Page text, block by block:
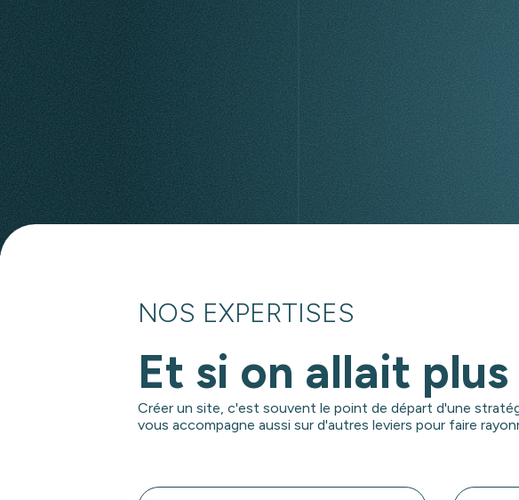
NOS EXPERTISES
Et si on allait plus
Créer un site, c'est souvent le point de départ d'une
vous accompagne aussi sur d'autres leviers pour faire